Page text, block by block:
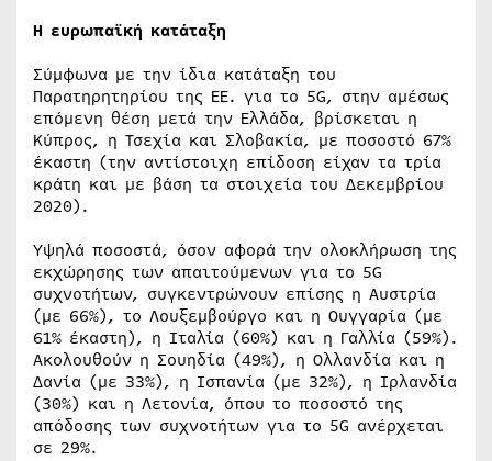
Η ευρωπαϊκή κατάταξη
Σύμφωνα με την ίδια κατάταξη του
Παρατηρητηρίου της ΕΕ. για το 5G, στην αμέσως
επόμενη θέση μετά την Ελλάδα, βρίσκεται η
Κύπρος, η Τσεχία και Σλοβακία, με ποσοστό 67%
έκαστη (την αντίστοιχη επίδοση είχαν τα τρία
κράτη και με βάση τα στοιχεία του Δεκεμβρίου
2020).
Υψηλά ποσοστά, όσον αφορά την ολοκλήρωση της
εκχώρησης των απαιτούμενων για το 5G
συχνοτήτων, συγκεντρώνουν επίσης η Αυστρία
(με 66%), το Λουξεμβούργο και η Ουγγαρία (με
61% έκαστη), η Ιταλία (60%) και η Γαλλία (59%).
Ακολουθούν η Σουηδία (49%), η Ολλανδία και η
Δανία (με 33%), η Ισπανία (με 32%), η Ιρλανδία
(30%) και η Λετονία, όπου το ποσοστό της
απόδοσης των συχνοτήτων για το 5G ανέρχεται
σε 29%.